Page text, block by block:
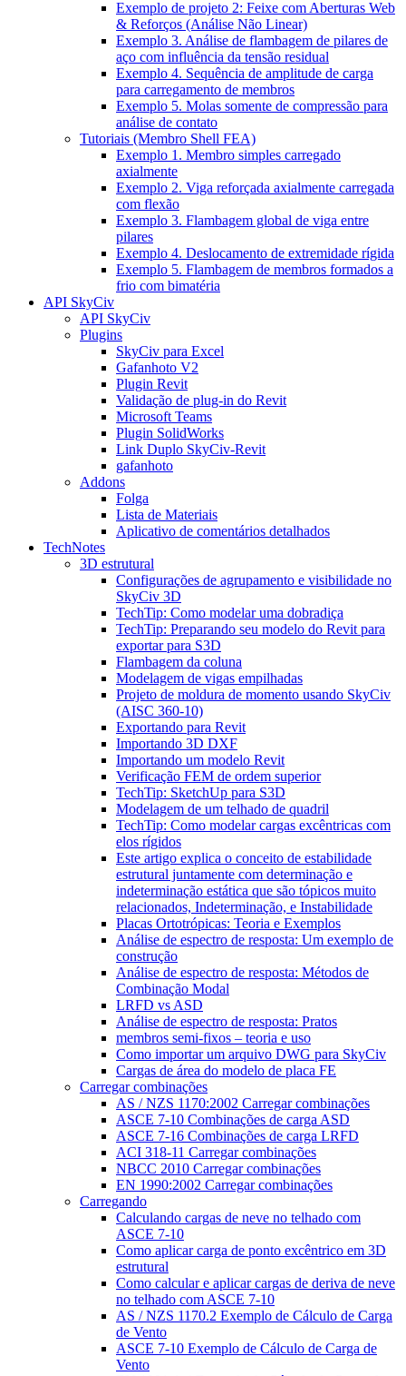
Exemplo de projeto 2: Feixe com Aberturas Web
& Reforços (Análise Não Linear)
Exemplo 3. Análise de flambagem de pilares de
aço com influência da tensão residual
Exemplo 4. Sequência de amplitude de carga
para carregamento de membros
Exemplo 5. Molas somente de compressão para
análise de contato
Tutoriais (Membro Shell FEA)
Exemplo 1. Membro simples carregado
axialmente
Exemplo 2. Viga reforçada axialmente carregada
com flexão
Exemplo 3. Flambagem global de viga entre
pilares
Exemplo 4. Deslocamento de extremidade rígida
Exemplo 5. Flambagem de membros formados a
frio com bimatéria
API SkyCiv
API SkyCiv
Plugins
SkyCiv para Excel
Gafanhoto V2
Plugin Revit
Validação de plug-in do Revit
Microsoft Teams
Plugin SolidWorks
Link Duplo SkyCiv-Revit
gafanhoto
Addons
Folga
Lista de Materiais
Aplicativo de comentários detalhados
TechNotes
3D estrutural
Configurações de agrupamento e visibilidade no
SkyCiv 3D
TechTip: Como modelar uma dobradiça
TechTip: Preparando seu modelo do Revit para
exportar para S3D
Flambagem da coluna
Modelagem de vigas empilhadas
Projeto de moldura de momento usando SkyCiv
(AISC 360-10)
Exportando para Revit
Importando 3D DXF
Importando um modelo Revit
Verificação FEM de ordem superior
TechTip: SketchUp para S3D
Modelagem de um telhado de quadril
TechTip: Como modelar cargas excêntricas com
elos rígidos
Este artigo explica o conceito de estabilidade
estrutural juntamente com determinação e
indeterminação estática que são tópicos muito
relacionados, Indeterminação, e Instabilidade
Placas Ortotrópicas: Teoria e Exemplos
Análise de espectro de resposta: Um exemplo de
construção
Análise de espectro de resposta: Métodos de
Combinação Modal
LRFD vs ASD
Análise de espectro de resposta: Pratos
membros semi-fixos – teoria e uso
Como importar um arquivo DWG para SkyCiv
Cargas de área do modelo de placa FE
Carregar combinações
AS / NZS 1170:2002 Carregar combinações
ASCE 7-10 Combinações de carga ASD
ASCE 7-16 Combinações de carga LRFD
ACI 318-11 Carregar combinações
NBCC 2010 Carregar combinações
EN 1990:2002 Carregar combinações
Carregando
Calculando cargas de neve no telhado com
ASCE 7-10
Como aplicar carga de ponto excêntrico em 3D
estrutural
Como calcular e aplicar cargas de deriva de neve
no telhado com ASCE 7-10
AS / NZS 1170.2 Exemplo de Cálculo de Carga
de Vento
ASCE 7-10 Exemplo de Cálculo de Carga de
Vento